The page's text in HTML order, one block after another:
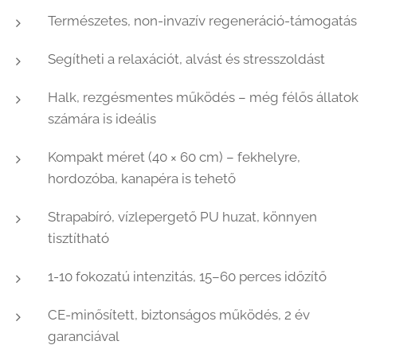
Természetes, non-invazív regeneráció-támogatás
Segítheti a relaxációt, alvást és stresszoldást
Halk, rezgésmentes működés – még félős állatok
számára is ideális
Kompakt méret (40 × 60 cm) – fekhelyre,
hordozóba, kanapéra is tehető
Strapabíró, vízlepergető PU huzat, könnyen
tisztítható
1-10 fokozatú intenzitás, 15–60 perces időzítő
CE-minősített, biztonságos működés, 2 év
garanciával